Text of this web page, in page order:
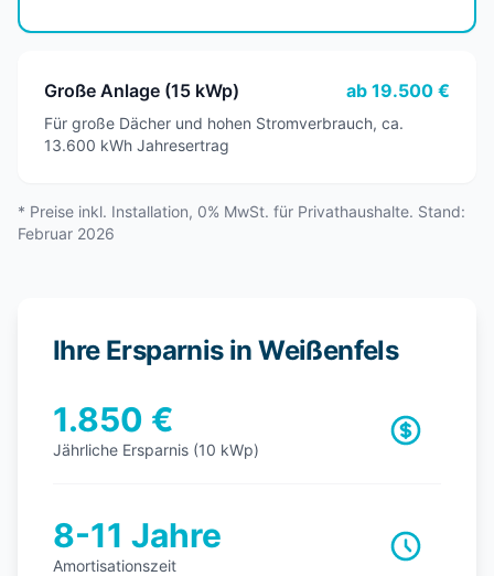
Große Anlage (15 kWp) ab 19.500 €
Für große Dächer und hohen Stromverbrauch, ca.
13.600 kWh Jahresertrag
* Preise inkl. Installation, 0% MwSt. für Privathaushalte. Stand:
Februar 2026
Ihre Ersparnis in Weißenfels
1.850 €
Jährliche Ersparnis (10 kWp)
8-11 Jahre
Amortisationszeit